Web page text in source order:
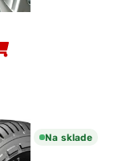
Na sklade